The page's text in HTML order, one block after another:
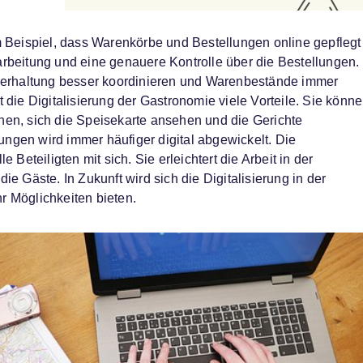
dass Warenkörbe und Bestellungen online gepflegt
und eine genauere Kontrolle über die Bestellungen.
besser koordinieren und Warenbestände immer
Digitalisierung der Gastronomie viele Vorteile. Sie
sich die Speisekarte ansehen und die Gerichte
wird immer häufiger digital abgewickelt. Die
Beteiligten mit sich. Sie erleichtert die Arbeit in der
Gäste. In Zukunft wird sich die Digitalisierung in der
Möglichkeiten bieten.